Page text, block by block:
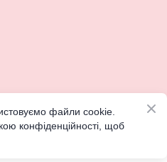
файли cookie.
конфіденційності, щоб